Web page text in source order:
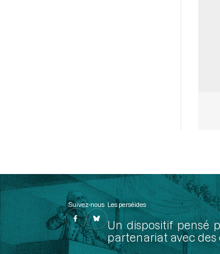
Suivez-nous Les perséides
Un dispositif pensé
partenariat avec des